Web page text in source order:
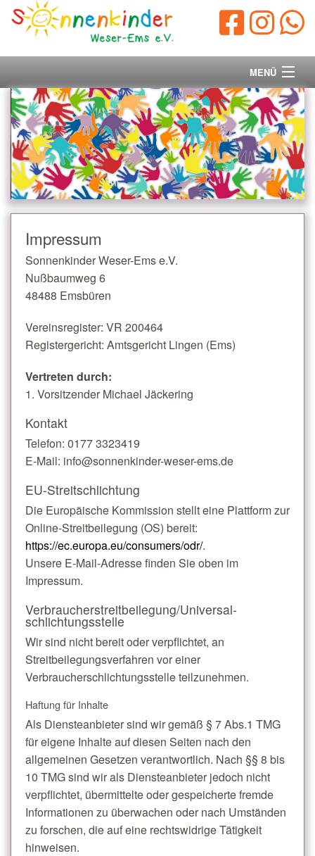
MENÜ
Startseite
Vorstand
Unsere Ziele
Ihre Spende
Aktuelles/Presse
Impressum
Sonnenkinder Weser-Ems e.V.
Nußbaumweg 6
48488 Emsbüren
Vereinsregister: VR 200464
Registergericht: Amtsgericht Lingen (Ems)
Vertreten durch:
1. Vorsitzender Michael Jäckering
Kontakt
Telefon: 0177 3323419
E-Mail: info@sonnenkinder-weser-ems.de
EU-Streitschlichtung
Die Europäische Kommission stellt eine Plattform zur
Online-Streitbeilegung (OS) bereit:
https://ec.europa.eu/consumers/odr/.
Unsere E-Mail-Adresse finden Sie oben im
Impressum.
Verbraucher­streit­beilegung/Universal­
schlichtungs­stelle
Wir sind nicht bereit oder verpflichtet, an
Streitbeilegungsverfahren vor einer
Verbraucherschlichtungsstelle teilzunehmen.
Haftung für Inhalte
Als Diensteanbieter sind wir gemäß § 7 Abs.1 TMG
für eigene Inhalte auf diesen Seiten nach den
allgemeinen Gesetzen verantwortlich. Nach §§ 8 bis
10 TMG sind wir als Diensteanbieter jedoch nicht
verpflichtet, übermittelte oder gespeicherte fremde
Informationen zu überwachen oder nach Umständen
zu forschen, die auf eine rechtswidrige Tätigkeit
hinweisen.